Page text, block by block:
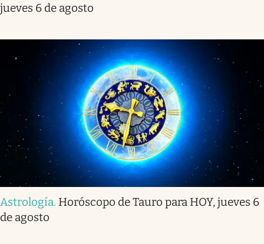
jueves 6 de agosto
Astrología. Horóscopo de Tauro para HOY, jueves 6
de agosto